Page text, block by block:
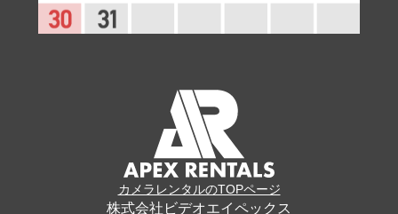
カメラレンタルのTOPページ
株式会社ビデオエイペックス